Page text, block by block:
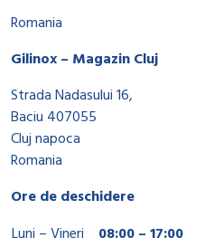
Romania
Gilinox – Magazin Cluj
Strada Nadasului 16,
Baciu 407055
Cluj napoca
Romania
Ore de deschidere
Luni – Vineri
08:00 – 17:00